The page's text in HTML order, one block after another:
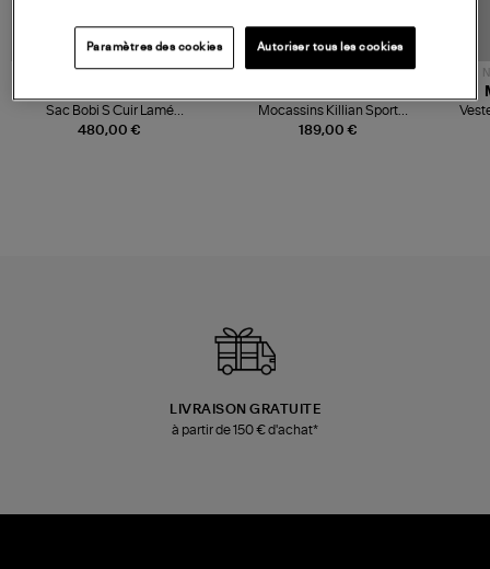
480,00 €
Sac Bobi S Cuir Lamé
Champagne
NOUVELLE COLLECTION
189,00 €
Mocassins Killian Sport
Mousse
LIVRAISON GRATUITE
à partir de 150 € d'achat*
Paramètres des cookies Autoriser tous les cookies